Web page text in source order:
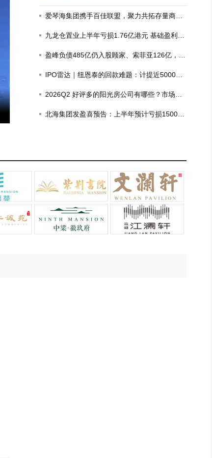
购款项中有50.41亿元来自银行借
贷，至今仍有约50.12亿元未结清。
月末，盈峰集团…
爱琴海集团携手百佳联盟，聚力共拓存量商业
九龙仓置业上半年亏损1.76亿港元 基础盈利增
盈峰负债485亿仍入股顾家、索菲亚126亿，这
IPO雷达｜纽恩泰的回款难题：计提近5000万
2026Q2 好评多的阳光房公司有哪些？市场现
北海集团发盈喜预告：上半年预计亏损1500